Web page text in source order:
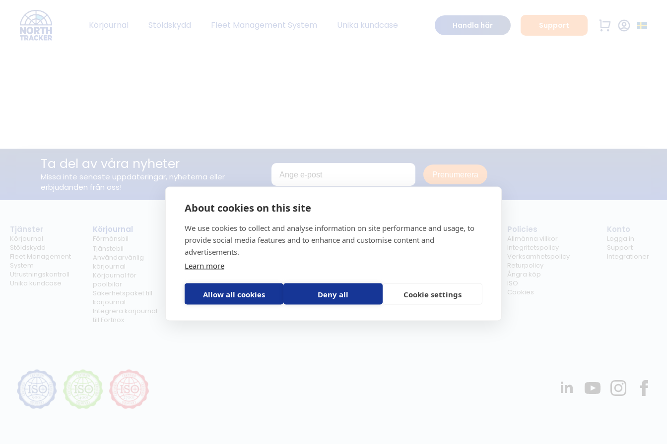
About cookies on this site
We use cookies to collect and analyse information on site performance and usage, to
provide social media features and to enhance and customise content and
advertisements.
Learn more
Allow all cookies Deny all Cookie settings
Körjournal Stöldskydd Fleet Management System Unika kundcase Handla här Support
Ta del av våra nyheter
Missa inte senaste uppdateringar, nyheterna eller
erbjudanden från oss!
Prenumerera
Tjänster
Körjournal
Stöldskydd
Fleet Management
System
Utrustningskontroll
Unika kundcase
Körjournal
Förmånsbil
Tjänstebil
Användarvänlig
körjournal
Körjournal för
poolbilar
Säkerhetspaket till
körjournal
Integrera körjournal
till Fortnox
Regelverk
Milersättning
Regler för tjänstebil
Regler för
förmånsbil
GPS-trackers
Scout 2.0
Stöldskydd
Båt
Åkgräsklippare
Moped
Vattenskoter
Företag
Om oss
Policies
Allmänna villkor
Integritetspolicy
Verksamhetspolicy
Returpolicy
Ångra köp
ISO
Cookies
Konto
Logga in
Support
Integrationer